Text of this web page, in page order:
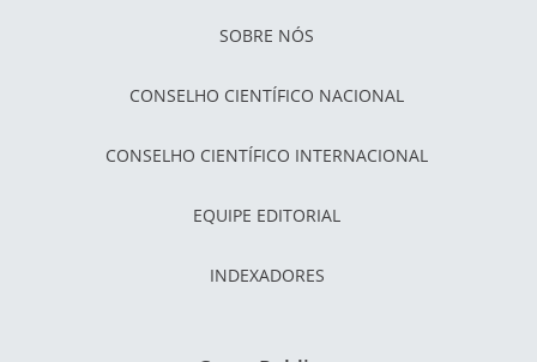
SOBRE NÓS
CONSELHO CIENTÍFICO NACIONAL
CONSELHO CIENTÍFICO INTERNACIONAL
EQUIPE EDITORIAL
INDEXADORES